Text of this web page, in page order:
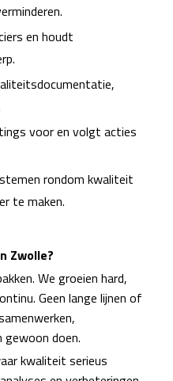
en houdt
voor en volgt acties
rondom kwaliteit
te maken.
Zwolle?
We groeien hard,
Geen lange lijnen of
gewoon doen.
kwaliteit serieus